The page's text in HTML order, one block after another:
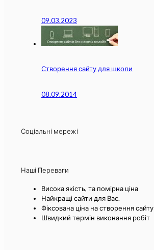
09.03.2023
Створення сайту для школи
08.09.2014
Соціальні мережі
Наші Переваги
Висока якість, та помірна ціна
Найкращі сайти для Вас.
Фіксована ціна на створення сайту
Швидкий термін виконання робіт